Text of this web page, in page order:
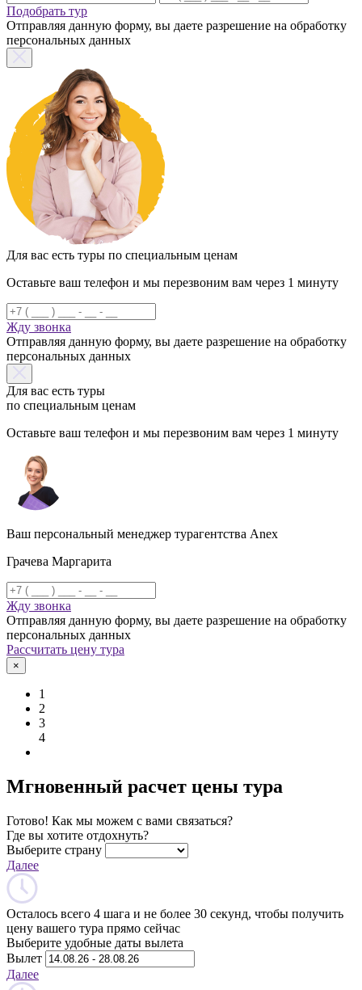
Подобрать тур
Отправляя данную форму, вы даете разрешение на обработку
персональных данных
Для вас есть туры по специальным ценам
Оставьте ваш телефон и мы перезвоним вам через 1 минуту
Жду звонка
Отправляя данную форму, вы даете разрешение на обработку
персональных данных
Для вас есть туры
по специальным ценам
Оставьте ваш телефон и мы перезвоним вам через 1 минуту
Ваш персональный менеджер турагентства Anex
Грачева Маргарита
Жду звонка
Отправляя данную форму, вы даете разрешение на обработку
персональных данных
Рассчитать цену тура
×
1
2
3
4
Мгновенный расчет цены тура
Готово! Как мы можем с вами связаться?
Где вы хотите отдохнуть?
Выберите страну
Далее
Осталось всего 4 шага и не более 30 секунд, чтобы получить
цену вашего тура прямо сейчас
Выберите удобные даты вылета
Вылет
Далее